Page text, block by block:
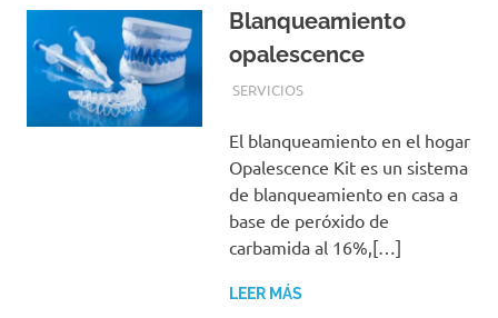
tecnicas
mas
modernas
para
tranquilidad
Blanqueamiento
opalescence
28 ABRIL, 2016
ADMIN
SERVICIOS
El blanqueamiento en el hogar
Opalescence Kit es un sistema
de blanqueamiento en casa a
base de peróxido de
carbamida al 16%,[…]
LEER MÁS